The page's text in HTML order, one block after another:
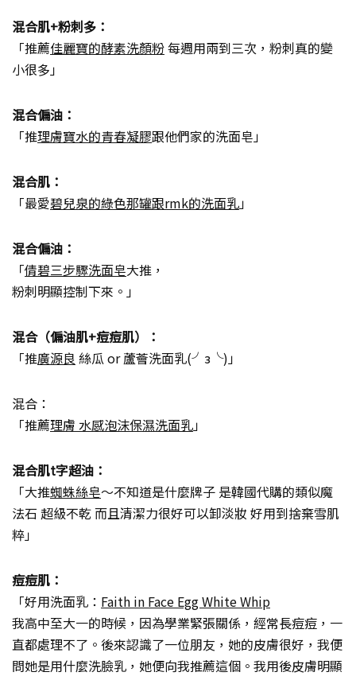
混合肌+粉刺多：
「推薦佳麗寶的酵素洗顏粉每週用兩到三次，粉刺真的變
小很多」
混合偏油：
「推理膚寶水的青春凝膠跟他們家的洗面皂」
混合肌：
「最愛碧兒泉的綠色那罐跟rmk的洗面乳」
混合偏油：
「倩碧三步驟洗面皂大推，
粉刺明顯控制下來。」
混合（偏油肌+痘痘肌）：
「推廣源良 絲瓜 or 蘆薈洗面乳(╯з╰)」
混合：
「推薦理膚 水感泡沫保濕洗面乳」
混合肌t字超油：
「大推蜘蛛絲皂～不知道是什麼牌子 是韓國代購的類似魔
法石 超級不乾 而且清潔力很好可以卸淡妝 好用到捨棄雪肌
粹」
痘痘肌：
「好用洗面乳： Faith in Face Egg White Whip
我高中至大一的時候，因為學業緊張關係，經常長痘痘，一
直都處理不了。後來認識了一位朋友，她的皮膚很好，我便
問她是用什麼洗臉乳，她便向我推薦這個。我用後皮膚明顯